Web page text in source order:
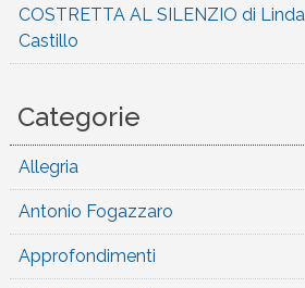
COSTRETTA AL SILENZIO di Linda
Castillo
Categorie
Allegria
Antonio Fogazzaro
Approfondimenti